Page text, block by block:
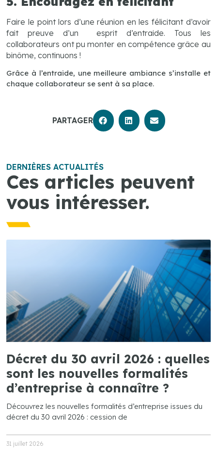
Faire le point lors d’une réunion en les félicitant d’avoir
fait preuve d’un esprit d’entraide. Tous les
collaborateurs ont pu monter en compétence grâce au
binôme, continuons !
Grâce à l’entraide, une meilleure ambiance s’installe et
chaque collaborateur se sent à sa place.
PARTAGER
DERNIÈRES ACTUALITÉS
Ces articles peuvent
vous intéresser.
Décret du 30 avril 2026 : quelles
sont les nouvelles formalités
d’entreprise à connaître ?
Découvrez les nouvelles formalités d’entreprise issues du
décret du 30 avril 2026 : cession de
31 juillet 2026